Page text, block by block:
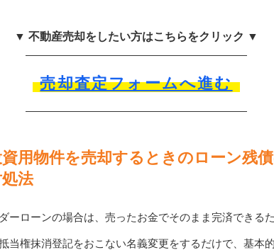
▼ 不動産売却をしたい方はこちらをクリック ▼
売却査定フォームへ進む
用物件を売却するときのローン残
法
ーローンの場合は、売ったお金でそのまま完済できるた
当権抹消登記をおこない名義変更をするだけで、基本